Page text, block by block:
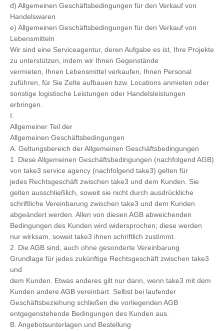
d) Allgemeinen Geschäftsbedingungen für den Verkauf von
Handelswaren
e) Allgemeinen Geschäftsbedingungen für den Verkauf von
Lebensmitteln
Wir sind eine Serviceagentur, deren Aufgabe es ist, Ihre Projekte
zu unterstützen, indem wir Ihnen Gegenstände
vermieten, Ihnen Lebensmittel verkaufen, Ihnen Personal
zuführen, für Sie Zelte aufbauen bzw. Locations anmieten oder
sonstige logistische Leistungen oder Handelsleistungen
erbringen.
I.
Allgemeiner Teil der
Allgemeinen Geschäftsbedingungen
A. Geltungsbereich der Allgemeinen Geschäftsbedingungen
1. Diese Allgemeinen Geschäftsbedingungen (nachfolgend AGB)
von take3 service agency (nachfolgend take3) gelten für
jedes Rechtsgeschäft zwischen take3 und dem Kunden. Sie
gelten ausschließlich, soweit sie nicht durch ausdrückliche
schriftliche Vereinbarung zwischen take3 und dem Kunden
abgeändert werden. Allen von diesen AGB abweichenden
Bedingungen des Kunden wird widersprochen; diese werden
nur wirksam, soweit take3 ihnen schriftlich zustimmt.
2. Die AGB sind, auch ohne gesonderte Vereinbarung
Grundlage für jedes zukünftige Rechtsgeschäft zwischen take3
und
dem Kunden. Etwas anderes gilt nur dann, wenn take3 mit dem
Kunden andere AGB vereinbart. Selbst bei laufender
Geschäftsbeziehung schließen die vorliegenden AGB
entgegenstehende Bedingungen des Kunden aus.
B. Angebotsunterlagen und Bestellung